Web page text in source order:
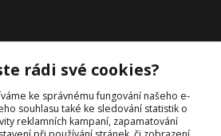
rádi své cookies?
ke správnému fungování našeho e-
souhlasu také ke sledování statistik o
reklamních kampaní, zapamatování